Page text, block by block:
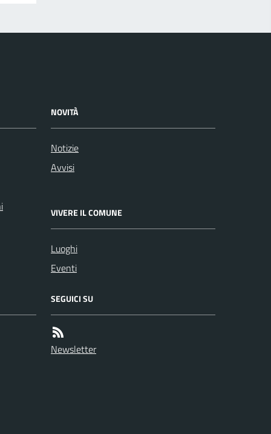
NOVITÀ
Notizie
Avvisi
VIVERE IL COMUNE
Luoghi
Eventi
SEGUICI SU
Newsletter